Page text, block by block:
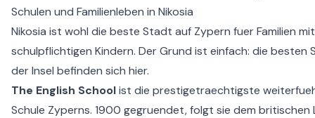
Schulen und Familienleben in Nikosia
Nikosia ist wohl die beste Stadt auf Zypern fuer Familien mit
schulpflichtigen Kindern. Der Grund ist einfach: die besten
der Insel befinden sich hier.
The English Schoolist die prestigetraechtigste
Schule Zyperns. 1900 gegruendet, folgt sie dem britischen